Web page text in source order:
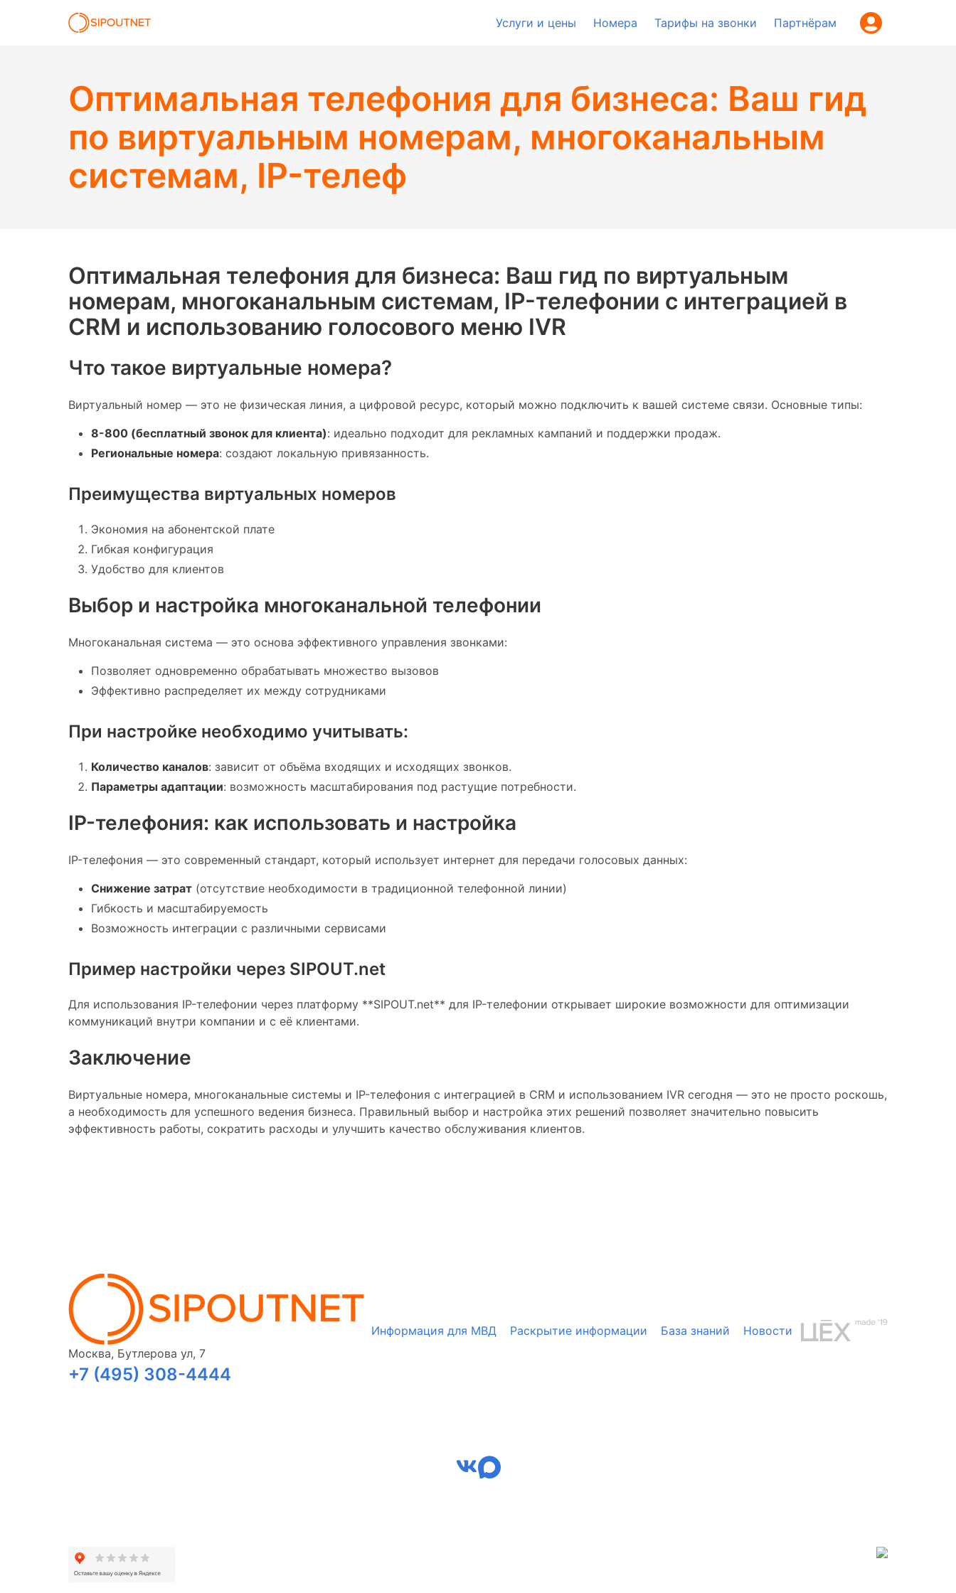
Услуги и цены Номера Тарифы на звонки Партнёрам
Оптимальная телефония для бизнеса: Ваш гид
по виртуальным номерам, многоканальным
системам, IP-телеф
Оптимальная телефония для бизнеса: Ваш гид по виртуальным
номерам, многоканальным системам, IP-телефонии с интеграцией в
CRM и использованию голосового меню IVR
Что такое виртуальные номера?
Виртуальный номер — это не физическая линия, а цифровой ресурс, который можно подключить к вашей системе связи. Основные типы:
8-800 (бесплатный звонок для клиента): идеально подходит для рекламных кампаний и поддержки продаж.
Региональные номера: создают локальную привязанность.
Преимущества виртуальных номеров
Экономия на абонентской плате
Гибкая конфигурация
Удобство для клиентов
Выбор и настройка многоканальной телефонии
Многоканальная система — это основа эффективного управления звонками:
Позволяет одновременно обрабатывать множество вызовов
Эффективно распределяет их между сотрудниками
При настройке необходимо учитывать:
Количество каналов: зависит от объёма входящих и исходящих звонков.
Параметры адаптации: возможность масштабирования под растущие потребности.
IP-телефония: как использовать и настройка
IP-телефония — это современный стандарт, который использует интернет для передачи голосовых данных:
Снижение затрат (отсутствие необходимости в традиционной телефонной линии)
Гибкость и масштабируемость
Возможность интеграции с различными сервисами
Пример настройки через SIPOUT.net
Для использования IP-телефонии через платформу **SIPOUT.net** для IP-телефонии открывает широкие возможности для оптимизации
коммуникаций внутри компании и с её клиентами.
Заключение
Виртуальные номера, многоканальные системы и IP-телефония с интеграцией в CRM и использованием IVR сегодня — это не просто роскошь,
а необходимость для успешного ведения бизнеса. Правильный выбор и настройка этих решений позволяет значительно повысить
эффективность работы, сократить расходы и улучшить качество обслуживания клиентов.
Москва, Бутлерова ул, 7
+7 (495) 308-4444
Информация для МВД Раскрытие информации База знаний Новости